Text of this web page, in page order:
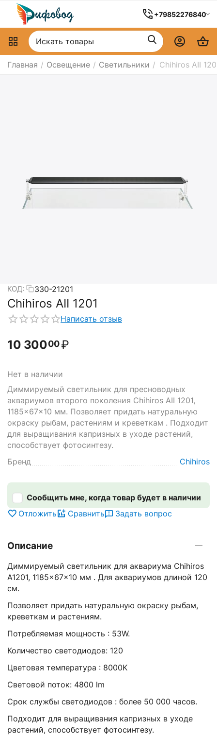
+79852276840
Главная / Освещение / Светильники / Chihiros AII
КОД: 330-21201
Chihiros AII 1201
Написать отзыв
10 30000₽
Нет в наличии
Диммируемый светильник для пресноводных
аквариумов второго поколения Chihiros AII 1201,
1185x67x10 мм. Позволяет придать натуральную
окраску рыбам, растениям и креветкам . Подходит
для выращивания капризных в уходе растений,
способствует фотосинтезу.
Бренд
Chihiros
Сообщить мне, когда товар будет в наличии
Отложить
Сравнить Задать вопрос
Описание
Диммируемый светильник для аквариума Chihiros
A1201, 1185x67x10 мм . Для аквариумов длиной 120
см.
Позволяет придать натуральную окраску рыбам,
креветкам и растениям.
Потребляемая мощность : 53W.
Количество светодиодов: 120
Цветовая температура : 8000K
Световой поток: 4800 lm
Срок службы светодиодов : более 50 000 часов.
Подходит для выращивания капризных в уходе
растений, способствует фотосинтезу.